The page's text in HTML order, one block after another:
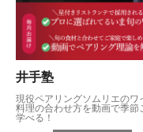
井手塾
現役ペアリングソムリエのワ
料理の合わせ方を動画で季節
学べる！